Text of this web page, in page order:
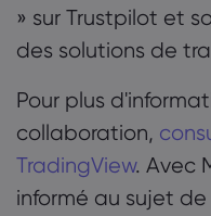
» sur Trustpilot et
des solutions de
Pour plus
collaboration,
TradingView. Avec
informé au sujet